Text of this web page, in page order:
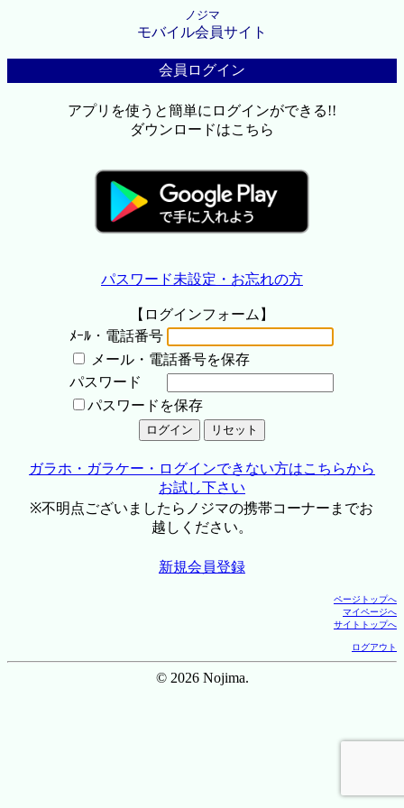
ノジマ
モバイル会員サイト
会員ログイン
アプリを使うと簡単にログインができる!!
ダウンロードはこちら
パスワード未設定・お忘れの方
【ログインフォーム】
ﾒｰﾙ・電話番号
メール・電話番号を保存
パスワード
パスワードを保存
ガラホ・ガラケー・ログインできない方はこちらから
お試し下さい
※不明点ございましたらノジマの携帯コーナーまでお
越しください。
新規会員登録
ページトップへ
マイページへ
サイトトップへ
ログアウト
© 2026 Nojima.